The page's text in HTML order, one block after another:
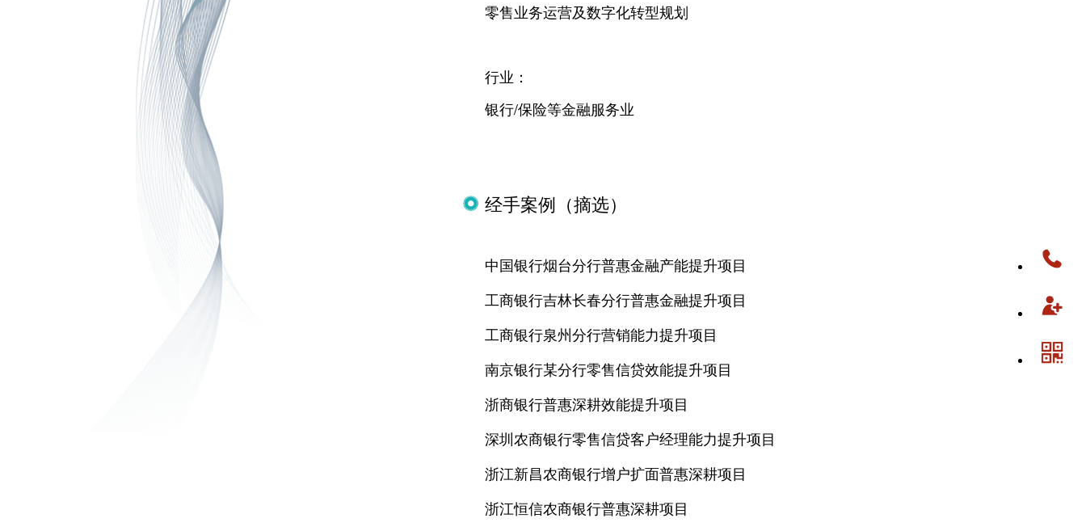
零售业务运营及数字化转型规划
行业：
银行/保险等金融服务业
经手案例（摘选）
中国银行烟台分行普惠金融产能提升项目
工商银行吉林长春分行普惠金融提升项目
工商银行泉州分行营销能力提升项目
南京银行某分行零售信贷效能提升项目
浙商银行普惠深耕效能提升项目
深圳农商银行零售信贷客户经理能力提升项目
浙江新昌农商银行增户扩面普惠深耕项目
浙江恒信农商银行普惠深耕项目